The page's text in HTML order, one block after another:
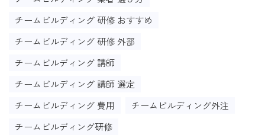
チームビルディング 研修 おすすめ
チームビルディング 研修 外部
チームビルディング 講師
チームビルディング 講師 選定
チームビルディング 費用
チームビルディング外注
チームビルディング研修